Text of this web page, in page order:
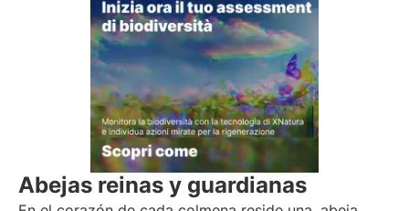
Abejas reinas y guardianas